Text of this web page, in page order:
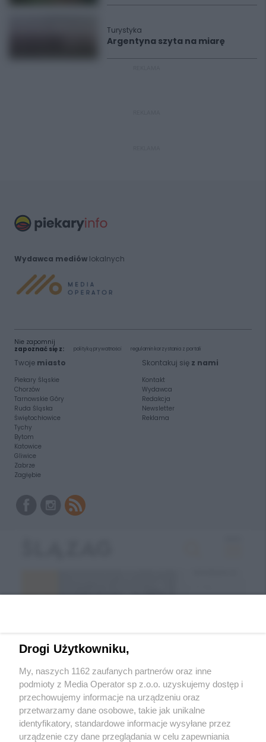
Turystyka
Argentyna szyta na miarę
Wydawca mediówlokalnych
Nie zapomnij
zapoznać się z:
polityką prywatności regulamin korzystania z portali
Twoje miasto
Piekary Śląskie
Chorzów
Tarnowskie Góry
Ruda Śląska
Świętochłowice
Tychy
Bytom
Katowice
Gliwice
Zabrze
Zagłębie
Skontakuj się z nami
Kontakt
Wydawca
Redakcja
Newsletter
Reklama
Wróć do strony głównej
ślązag.pl
Drogi Użytkowniku,
My, naszych 1162 zaufanych partnerów oraz inne
podmioty z Media Operator sp z.o.o. uzyskujemy dostęp i
przechowujemy informacje na urządzeniu oraz
przetwarzamy dane osobowe, takie jak unikalne
identyfikatory, standardowe informacje wysyłane przez
urządzenie czy dane przeglądania w celu zapewniania